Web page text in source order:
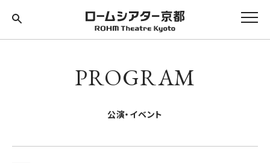
PROGRAM
公演・イベント